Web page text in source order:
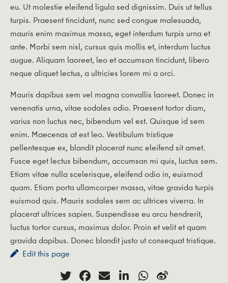
eu. Ut molestie eleifend ligula sed dignissim. Duis ut tellus
turpis. Praesent tincidunt, nunc sed congue malesuada,
mauris enim maximus massa, eget interdum turpis urna et
ante. Morbi sem nisl, cursus quis mollis et, interdum luctus
augue. Aliquam laoreet, leo et accumsan tincidunt, libero
neque aliquet lectus, a ultricies lorem mi a orci.
Mauris dapibus sem vel magna convallis laoreet. Donec in
venenatis urna, vitae sodales odio. Praesent tortor diam,
varius non luctus nec, bibendum vel est. Quisque id sem
enim. Maecenas at est leo. Vestibulum tristique
pellentesque ex, blandit placerat nunc eleifend sit amet.
Fusce eget lectus bibendum, accumsan mi quis, luctus sem.
Etiam vitae nulla scelerisque, eleifend odio in, euismod
quam. Etiam porta ullamcorper massa, vitae gravida turpis
euismod quis. Mauris sodales sem ac ultrices viverra. In
placerat ultrices sapien. Suspendisse eu arcu hendrerit,
luctus tortor cursus, maximus dolor. Proin et velit et quam
gravida dapibus. Donec blandit justo ut consequat tristique.
Edit this page